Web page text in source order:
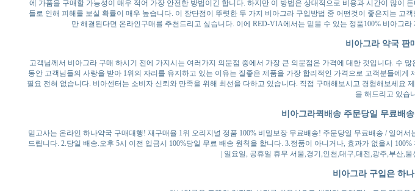
에 가품을 구매할 가능성이 매우 적어 가장 안전한 방법이긴 합니다. 하지만 이 방법은 상대적으로 비용과 시간이 많이
들로 인해 피해를 보실 확률이 매우 높습니다. 이 장단점이 뚜렷한 두 가지 비아그라 구입방법 중 어떤것이 좋은지는
만 해결된다면 온라인구매를 추천드리고 싶습니다. 이에 RED-VIA에서는 믿을 수 있는 정품100% 비아그
비아그라 약국 판
고객님께서 비아그라 구매 하시기 전에 가지시는 여러가지 의문점 중에서 가장 큰 의문점은 가격에 대한 것입니다. 수
동안 고객님들의 사랑을 받아 1위의 자리를 유지하고 있는 이유는 질좋은 제품을 가장 합리적인 가격으로 고객분들에
필요 전혀 없습니다. 비아센터는 소비자 신뢰와 만족을 위해 최선을 다하고 있습니다. 직접 구매해보시고 경험해보세
을 해드리고 있습
비아그라퀵배송 주문당일 무료배
믿고사는 온라인 하나약국 구매대행! 재구매율 1위 오리지널 정품 100% 비밀보장 무료배송! 주문당일 무료배송 / 일어
드립니다. 2.당일 배송.오후 5시 이전 입금시 100%당일 무료 배송 원칙을 합니다. 3.정품이 아니거나, 효과가 없을시
| 일요일, 공휴일 휴무 서울,경기,인천,대구,대전,광주,부산,
비아그라 구입은 하